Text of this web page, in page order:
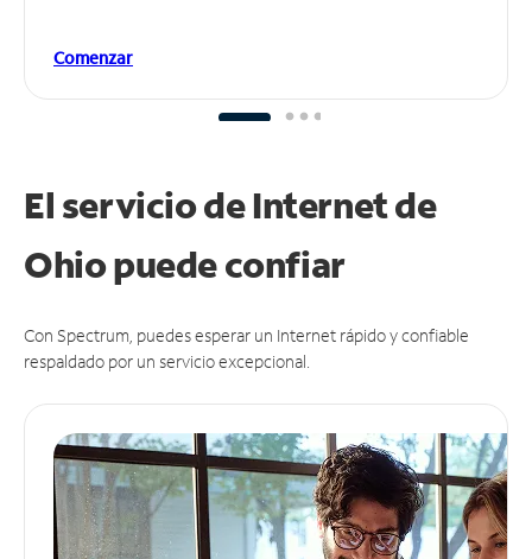
Comenzar
El servicio de Internet de
Ohio puedeconfiar
Con Spectrum, puedes esperar un Internet rápido y confiable
respaldado por un servicio excepcional.